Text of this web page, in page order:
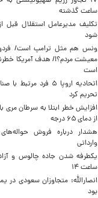
ساعت گذشته
تکلیف مدیرعامل استقلال
شود
ونس هم مثل ترامپ است/
معیشت مردم؟!/ هدف آمریکا
است
اتحادیه اروپا ۵ فرد
تحریم کرد
افزایش خطر ابتلا به سرطان مری
از دمای ۶۵ درجه
هشدار درباره فروش
وارداتی
یکطرفه شدن جاده چالوس و
ساعت ۱۴
انصارالله: متجاوزان سعودی در
بود